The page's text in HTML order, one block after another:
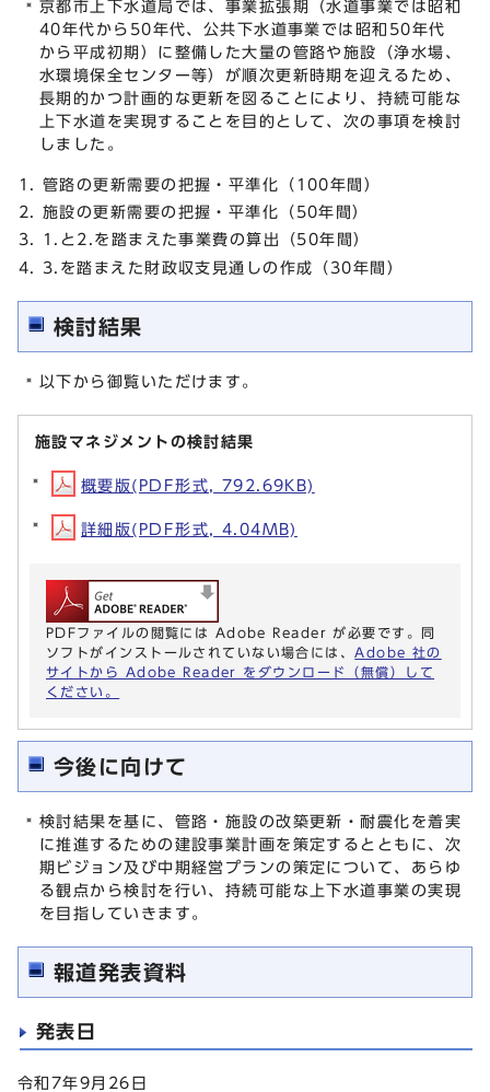
京都市上下水道局では、事業拡張期（水道事業では昭和
40年代から50年代、公共下水道事業では昭和50年代
から平成初期）に整備した大量の管路や施設（浄水場、
水環境保全センター等）が順次更新時期を迎えるため、
長期的かつ計画的な更新を図ることにより、持続可能な
上下水道を実現することを目的として、次の事項を検討
しました。
管路の更新需要の把握・平準化（100年間）
施設の更新需要の把握・平準化（50年間）
1.と2.を踏まえた事業費の算出（50年間）
3.を踏まえた財政収支見通しの作成（30年間）
検討結果
以下から御覧いただけます。
施設マネジメントの検討結果
概要版(PDF形式, 792.69KB)
詳細版(PDF形式, 4.04MB)
PDFファイルの閲覧には Adobe Reader が必要です。同
ソフトがインストールされていない場合には、 Adobe 社の
サイトから Adobe Reader をダウンロード（無償）して
ください。
今後に向けて
検討結果を基に、管路・施設の改築更新・耐震化を着実
に推進するための建設事業計画を策定するとともに、次
期ビジョン及び中期経営プランの策定について、あらゆ
る観点から検討を行い、持続可能な上下水道事業の実現
を目指していきます。
報道発表資料
発表日
令和7年9月26日